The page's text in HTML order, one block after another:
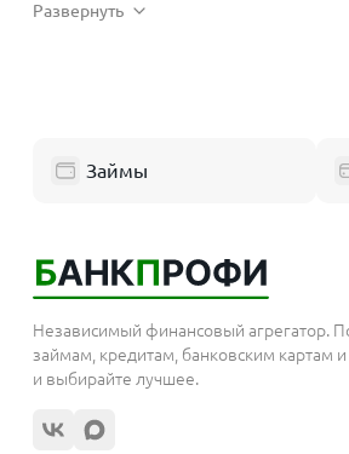
Списание кредитов в Морской банк
Списание кредитов в БАКАЙ БАНК
Развернуть
Займы
Независимый финансовый агрегатор.
займам, кредитам, банковским картам
и выбирайте лучшее.